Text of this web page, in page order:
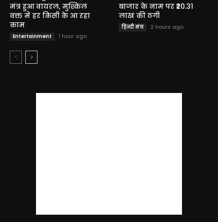
मंत्र हुआ वायरल, मुश्किल
वक्त में हर किसी के आ रहा
काम
Entertainment 1 hour ago
बाजार के नाम पर ₹20.31
लाख की ठगी
हिन्दी मंच 2 hours ago